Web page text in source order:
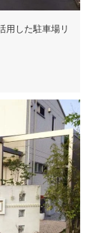
用した駐車場リ